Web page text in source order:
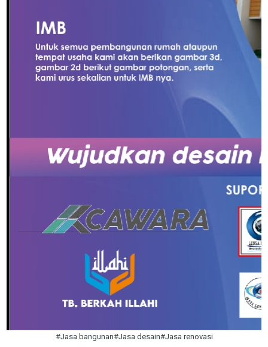
#Jasa bangunan#Jasa desain#Jasa renovasi